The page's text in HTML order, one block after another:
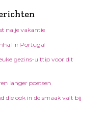
na je vakantie
in Portugal
gezins-uittip voor dit
langer poetsen
die ook in de smaak valt bij